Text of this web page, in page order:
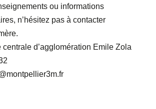
ou informations
n’hésitez pas à contacter
centrale d’agglomération Emile Zola